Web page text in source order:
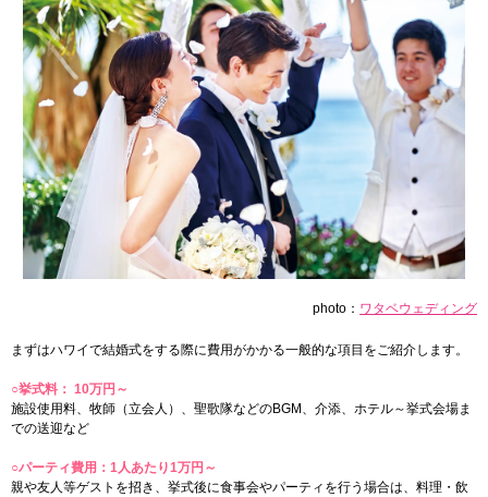
photo： ワタベウェディング
まずはハワイで結婚式をする際に費用がかかる一般的な項目をご紹介します。
○挙式料： 10万円～
施設使用料、牧師（立会人）、聖歌隊などのBGM、介添、ホテル～挙式会場ま
での送迎など
○パーティ費用：1人あたり1万円～
親や友人等ゲストを招き、挙式後に食事会やパーティを行う場合は、料理・飲